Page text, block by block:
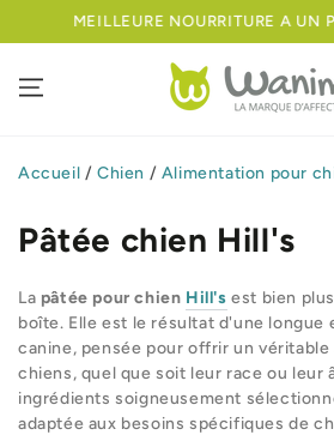
IGNORER LE
MEILLEURE NOURRITURE A UN
Accueil / Chien / Alimentation pour
Pâtée chien Hill's
La pâtée pour chien Hill's est bien
boîte. Elle est le résultat d'une longue
canine, pensée pour offrir un véritable
chiens, quel que soit leur race ou leur
ingrédients soigneusement
adaptée aux besoins spécifiques de